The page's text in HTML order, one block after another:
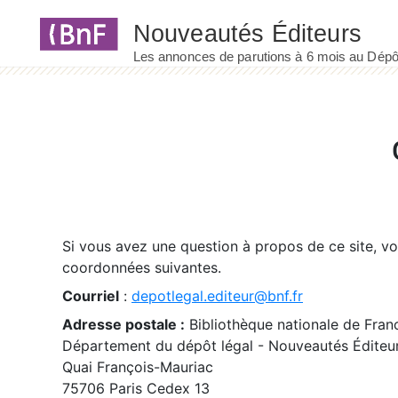
Si vous avez une question à propos de ce site,
coordonnées suivantes.
Courriel : depotlegal.editeur@bnf.fr
Adresse postale : Bibliothèque nationale de
Département du dépôt légal - Nouveautés
Quai François-Mauriac
75706 Paris Cedex 13